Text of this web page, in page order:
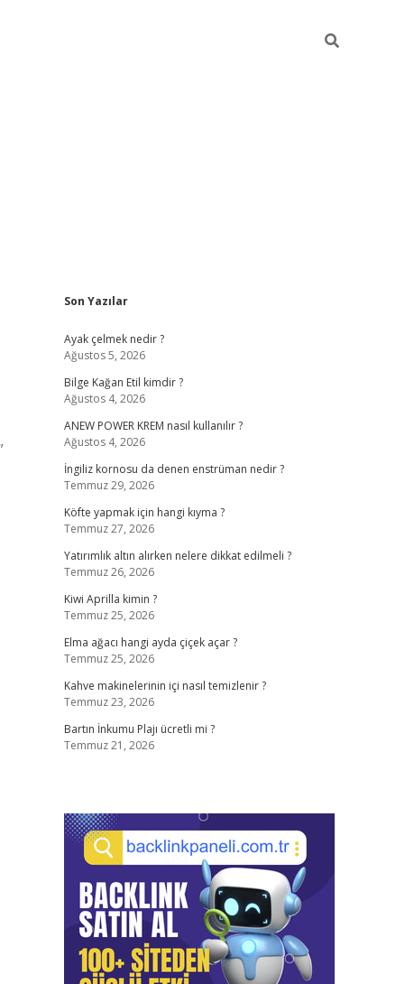
Sidebar
Son Yazılar
Ayak çelmek nedir ?
Ağustos 5, 2026
Bilge Kağan Etil kimdir ?
Ağustos 4, 2026
ANEW POWER KREM nasıl kullanılır ?
Ağustos 4, 2026
İngiliz kornosu da denen enstrüman nedir ?
Temmuz 29, 2026
Köfte yapmak için hangi kıyma ?
Temmuz 27, 2026
Yatırımlık altın alırken nelere dikkat edilmeli ?
Temmuz 26, 2026
Kiwi Aprilla kimin ?
Temmuz 25, 2026
Elma ağacı hangi ayda çiçek açar ?
Temmuz 25, 2026
Kahve makinelerinin içi nasıl temizlenir ?
Temmuz 23, 2026
Bartın İnkumu Plajı ücretli mi ?
Temmuz 21, 2026